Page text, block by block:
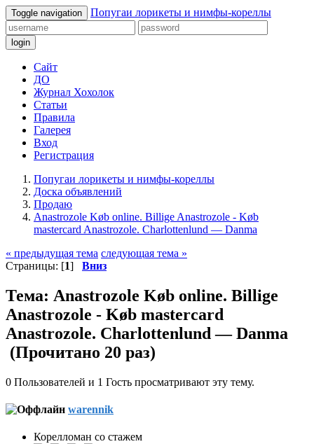
Toggle navigation Попугаи лорикеты и нимфы-кореллы
login
Сайт
ДО
Журнал Хохолок
Статьи
Правила
Галерея
Вход
Регистрация
Попугаи лорикеты и нимфы-кореллы
Доска объявлений
Продаю
Anastrozole Køb online. Billige Anastrozole - Køb
mastercard Anastrozole. Charlottenlund — Danma
« предыдущая тема следующая тема »
Страницы: [1] Вниз
Тема: Anastrozole Køb online. Billige
Anastrozole - Køb mastercard
Anastrozole. Charlottenlund — Danma
(Прочитано 20 раз)
0 Пользователей и 1 Гость просматривают эту тему.
warennik
Корелломан со стажем